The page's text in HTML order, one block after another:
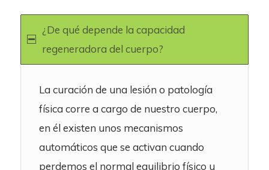
¿De qué depende la capacidad
regeneradora del cuerpo?
La curación de una lesión o patología
física corre a cargo de nuestro cuerpo,
en él existen unos mecanismos
automáticos que se activan cuando
perdemos el normal equilibrio físico u